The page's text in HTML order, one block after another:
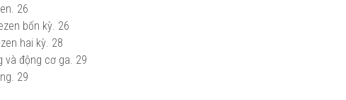
26
bốn kỳ. 26
hai kỳ. 28
và động cơ ga. 29
29